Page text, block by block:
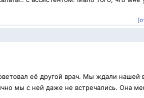
её другой врач. Мы ждали нашей
мы с ней даже не встречались. Она